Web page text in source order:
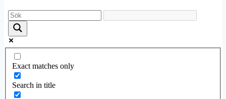
Exact matches only
Search in title